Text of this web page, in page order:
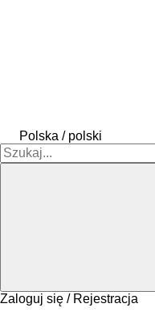
Polska / polski
Zaloguj się / Rejestracja